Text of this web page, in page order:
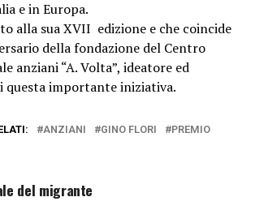
e in Europa.
alla sua XVII edizione e che coincide
della fondazione del Centro
anziani “A. Volta”, ideatore ed
questa importante iniziativa.
ANZIANI GINO FLORI
PREMIO
del migrante